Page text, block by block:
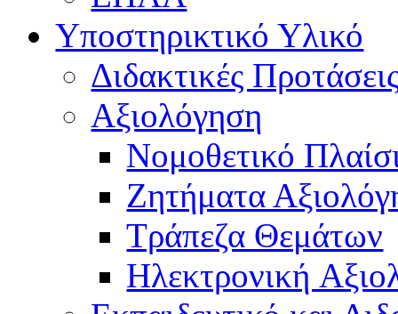
Υποστηρικτικό Υλικό
Διδακτικές
Αξιολόγηση
Νομοθετικό
Ζητήματα
Τράπεζα Θεμάτων
Hλεκτρονική